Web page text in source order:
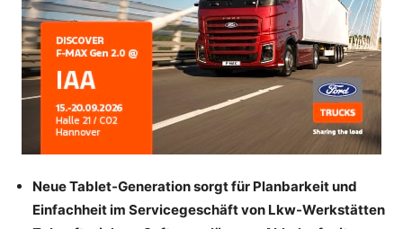
Neue Tablet-Generation sorgt für Planbarkeit und
Einfachheit im Servicegeschäft von Lkw-Werkstätten